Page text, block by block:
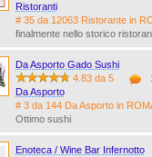
Ristoranti
# 35 da 12063 Ristorante in
finalmente nello storico
Da Asporto Gado Sushi
4.83 da 5
Da Asporto
# 3 da 144 Da Asporto in
Ottimo sushi
Enoteca / Wine Bar Infernotto